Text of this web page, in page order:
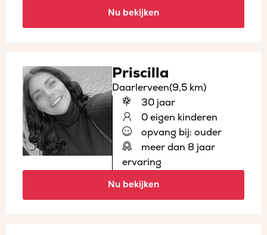
Nu bekijken
Priscilla
Daarlerveen(9,5 km)
30 jaar
0 eigen kinderen
opvang bij: ouder
meer dan 8 jaar
ervaring
Nu bekijken